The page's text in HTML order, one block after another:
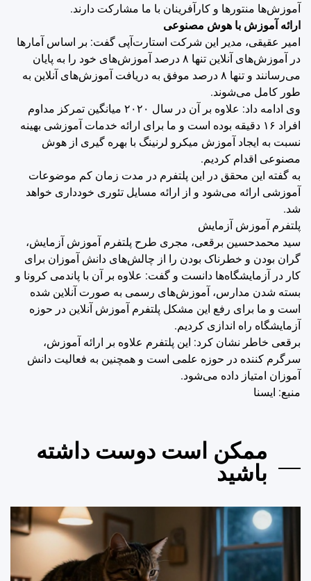
آموزش‌ها منتورها و کارآفرینان با ما مشارکت دارند.
ارائه آموزش با هوش مصنوعی
امیر عقیقی، مدیر این شرکت استارت‌آپی گفت: بر اساس آمارها
در آموزش‌های آنلاین تنها ۸ درصد آموزش‌های خود را به پایان
می‌رسانند و تنها ۸ درصد موفق به دریافت آموزش‌های آنلاین به
طور کامل می‌شوند.
وی ادامه داد: علاوه بر آن در سال ۲۰۲۰ میانگین تمرکز مداوم
افراد ۱۶ دقیقه بوده است و ما برای ارائه خدمات آموزشی بهینه
نسبت به ایجاد آموزش میکرو لرنینگ با بهره گیری از هوش
مصنوعی اقدام کردیم.
به گفته این محقق در این پلتفرم در مدت زمان کم موضوعات
آموزشی ارائه می‌شود و از ارائه مسایل تئوری خودداری خواهد
شد.
پلتفرم آموزش آزمایش
سید محمدحسین برقعی، مجری طرح پلتفرم آموزش آزمایش،
گران بودن و خطرناک بودن را از چالش‌های دانش آموزان برای
کار در آزمایشگاه‌ها دانست و گفت: علاوه بر آن با پاندمی کرونا و
بسته شدن مدارس، آموزش‌های رسمی به صورت آنلاین شده
است و ما برای رفع این مشکل پلتفرم آموزش آنلاین در حوزه
آزمایشگاه راه اندازی کردیم.
برقعی خاطر نشان کرد: این پلتفرم علاوه بر ارائه آموزش،
سرگرم کننده در حوزه علمی است و همچنین به فعالیت دانش
آموزان امتیاز داده می‌شود.
منبع: ايسنا
ممکن است دوست داشته
باشید